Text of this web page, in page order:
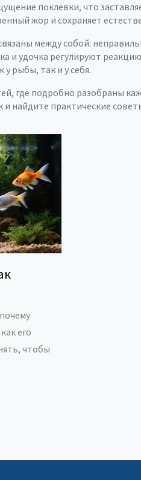
поклевки, что
жор и сохраняет
между собой:
и удочка регулируют
рыбы, так и у себя.
где подробно разобраны
и найдите практические
его
чтобы